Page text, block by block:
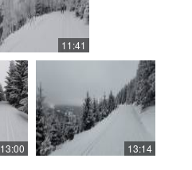
11:41
13:00 13:14